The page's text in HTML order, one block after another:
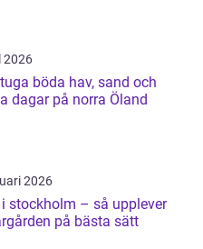
2026
hav, sand och
dagar på norra Öland
2026
stockholm – så upplever
på bästa sätt